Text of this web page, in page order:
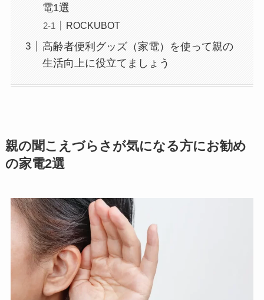
電1選
ROCKUBOT
高齢者便利グッズ（家電）を使って親の
生活向上に役立てましょう
親の聞こえづらさが気になる方にお勧め
の家電2選